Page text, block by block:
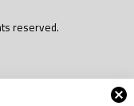
reserved.